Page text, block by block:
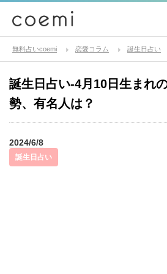
無料占いcoemi 恋愛コラム 誕生日占い
誕生日占い-4月10日生まれ
勢、有名人は？
2024/6/8
誕生日占い